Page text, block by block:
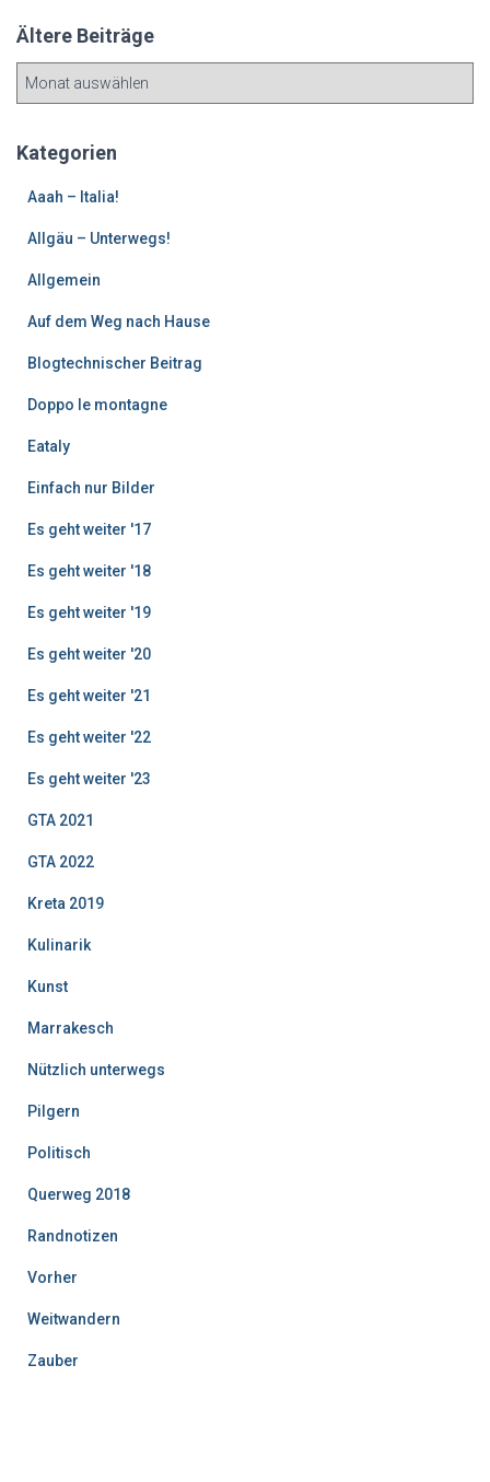
Ältere Beiträge
e
Kategorien
Aaah – Italia!
Allgäu – Unterwegs!
Allgemein
Auf dem Weg nach Hause
Blogtechnischer Beitrag
Doppo le montagne
Eataly
Einfach nur Bilder
Es geht weiter '17
Es geht weiter '18
Es geht weiter '19
Es geht weiter '20
Es geht weiter '21
Es geht weiter '22
Es geht weiter '23
GTA 2021
GTA 2022
Kreta 2019
Kulinarik
Kunst
Marrakesch
Nützlich unterwegs
Pilgern
Politisch
Querweg 2018
Randnotizen
Vorher
Weitwandern
Zauber